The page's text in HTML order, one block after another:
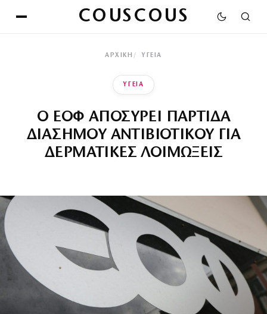
COUSCOUS
ΑΡΧΙΚΉ ΥΓΕΙΑ
ΥΓΕΙΑ
Ο ΕΟΦ ΑΠΟΣΥΡΕΙ ΠΑΡΤΙΔΑ
ΔΙΑΣΗΜΟΥ ΑΝΤΙΒΙΟΤΙΚΟΥ ΓΙΑ
ΔΕΡΜΑΤΙΚΕΣ ΛΟΙΜΩΞΕΙΣ